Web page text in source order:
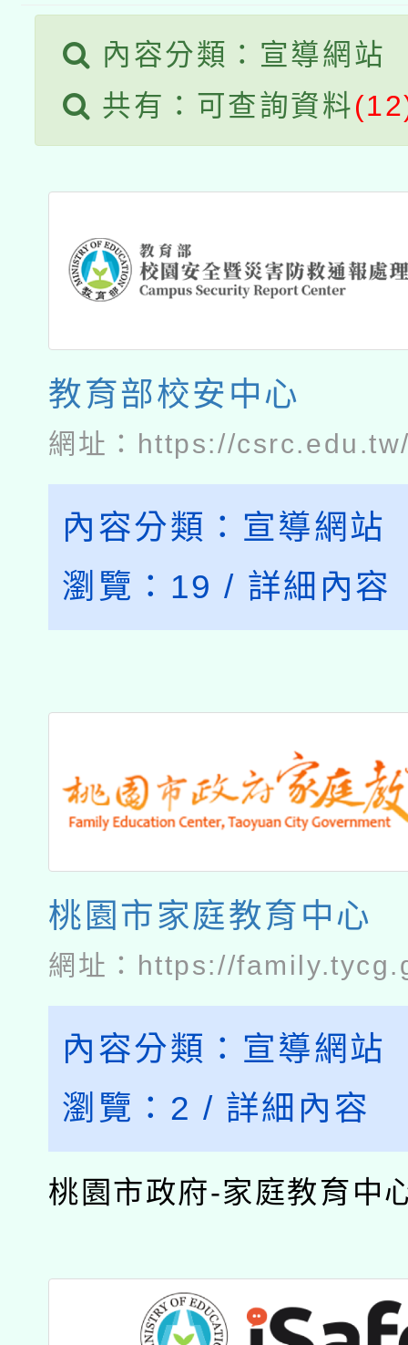
內容分類：宣導網站
共有：可查詢資料
教育部校安中心
網址： https://
內容分類： 宣導網站
瀏覽： 19 / 詳細內容
桃園市家庭教育中心
網址： https://
內容分類： 宣導網站
瀏覽： 2 / 詳細內容
桃園市政府-家庭教育中